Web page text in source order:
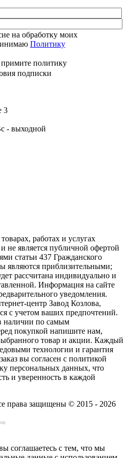
на обработку моих
Политику
политику
подписки
3
- выходной
работах и услугах
не является публичной офертой
статьи 437 Гражданского
являются приблизительными;
рассчитана индивидуально и
Информация на сайте
уведомления.
центр Завод Козлова,
с учетом ваших предпочтений.
наличии по самым
покупкой напишите нам,
товар и акции. Каждый
технологии и гарантия
вы согласен с политикой
персональных данных, что
и уверенность в каждой
права защищены © 2015 - 2026
соглашаетесь с тем, что мы